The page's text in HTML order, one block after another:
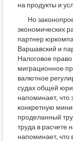
на продукты и
Но
экономических
партнер
Варшавский и
Налоговое
миграционное
валютное
судах общей
напоминает, что
конкретную
проделанный
труда в расчете
напоминает, что